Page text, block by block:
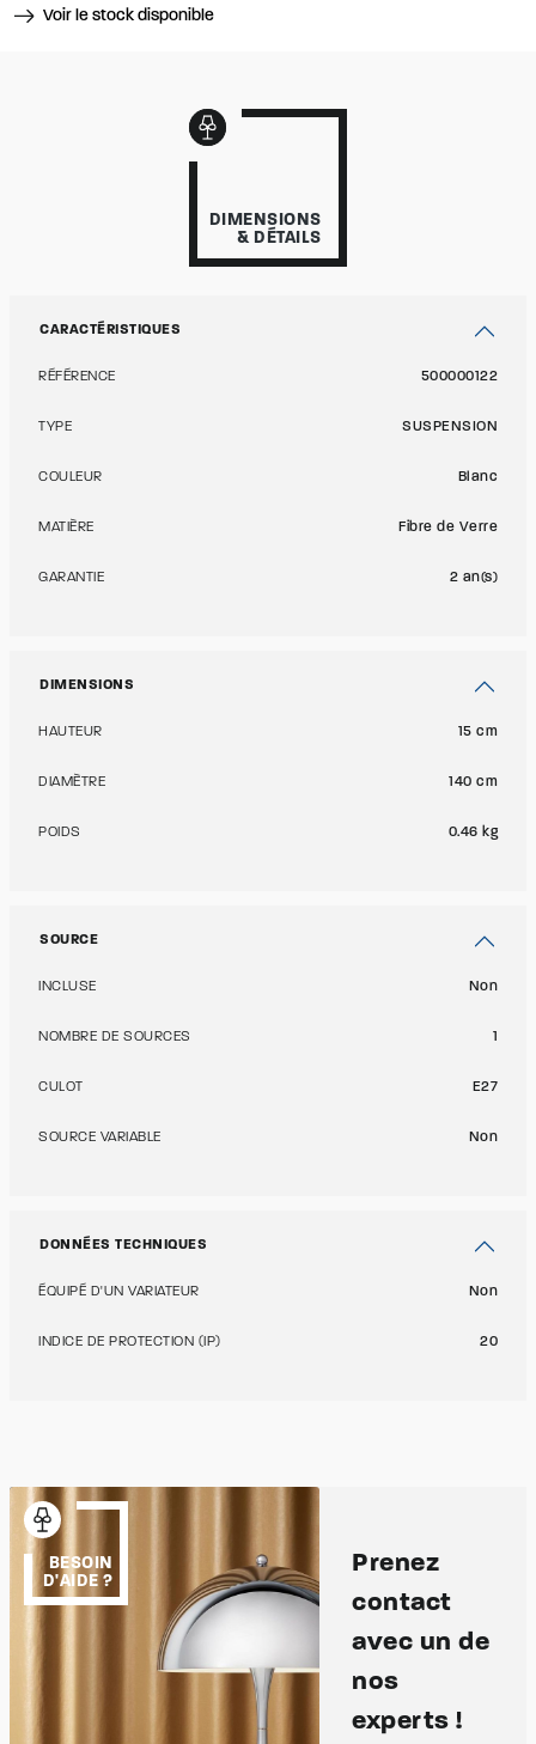
Voir le stock disponible
DIMENSIONS
& DÉTAILS
CARACTÉRISTIQUES
RÉFÉRENCE 500000122
TYPE SUSPENSION
COULEUR Blanc
MATIÈRE Fibre de Verre
GARANTIE 2 an(s)
DIMENSIONS
HAUTEUR 15 cm
DIAMÈTRE 140 cm
POIDS 0.46 kg
SOURCE
INCLUSE Non
NOMBRE DE SOURCES 1
CULOT E27
SOURCE VARIABLE Non
DONNÉES TECHNIQUES
ÉQUIPÉ D'UN VARIATEUR Non
INDICE DE PROTECTION (IP) 20
BESOIN
D'AIDE ?
Prenez
contact
avec un de
nos
experts !